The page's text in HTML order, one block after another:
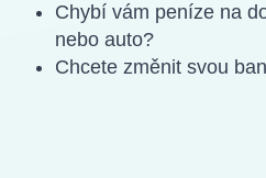
Chybí vám peníze na
nebo auto?
Chcete změnit svou